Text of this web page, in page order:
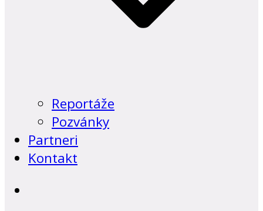
Reportáže
Pozvánky
Partneri
Kontakt